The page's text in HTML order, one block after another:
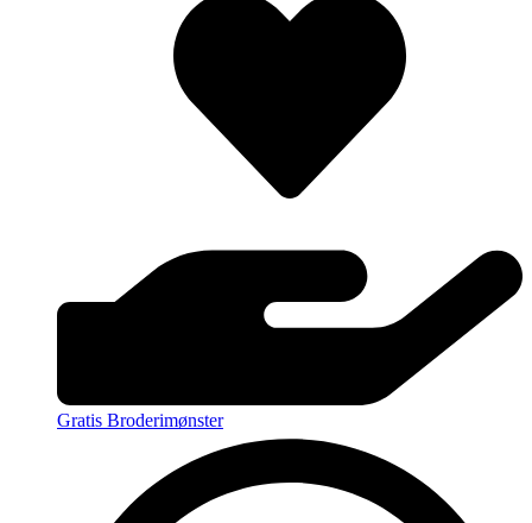
Gratis Broderimønster